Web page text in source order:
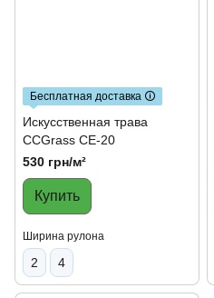
Бесплатная доставка 🛈
Искусственная трава
CCGrass CE-20
530 грн/м²
Купить
Ширина рулона
2 4